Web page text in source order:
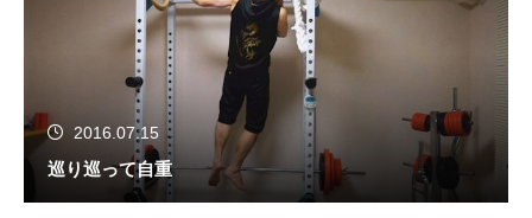
2016.07.15
巡り巡って自重